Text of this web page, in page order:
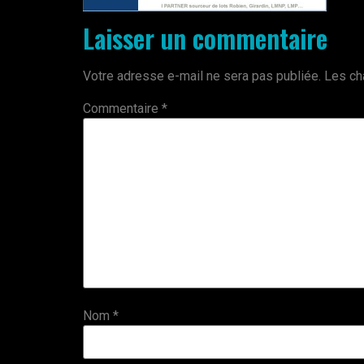
Laisser un commentaire
Votre adresse e-mail ne sera pas publiée. Les
Commentaire *
Nom *